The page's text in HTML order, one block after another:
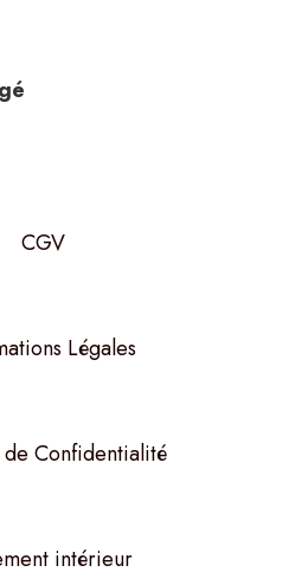
CGV
Légales
Confidentialité
intérieur